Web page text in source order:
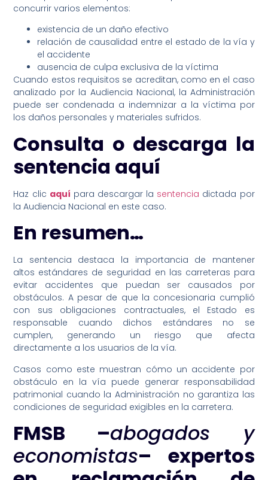
concurrir varios elementos:
existencia de un daño efectivo
relación de causalidad entre el estado de la vía y
el accidente
ausencia de culpa exclusiva de la víctima
Cuando estos requisitos se acreditan, como en el caso
analizado por la Audiencia Nacional, la Administración
puede ser condenada a indemnizar a la víctima por
los daños personales y materiales sufridos.
Consulta o descarga la
sentencia aquí
Haz clic aquí para descargar la sentencia dictada por
la Audiencia Nacional en este caso.
En resumen…
La sentencia destaca la importancia de mantener
altos estándares de seguridad en las carreteras para
evitar accidentes que puedan ser causados por
obstáculos. A pesar de que la concesionaria cumplió
con sus obligaciones contractuales, el Estado es
responsable cuando dichos estándares no se
cumplen, generando un riesgo que afecta
directamente a los usuarios de la vía.
Casos como este muestran cómo un accidente por
obstáculo en la vía puede generar responsabilidad
patrimonial cuando la Administración no garantiza las
condiciones de seguridad exigibles en la carretera.
FMSB –abogados y
economistas– expertos